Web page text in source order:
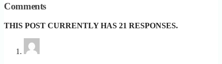
Comments
THIS POST CURRENTLY HAS 21 RESPONSES.